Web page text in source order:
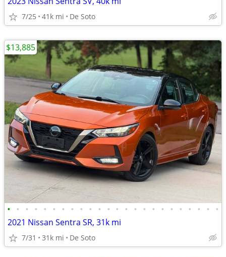
7/25 41k mi De Soto
• • • • • • • • • • • • • • • • • • • • • • • •
2021 Nissan Sentra SR, 31k mi
7/31 31k mi De Soto
$13,885